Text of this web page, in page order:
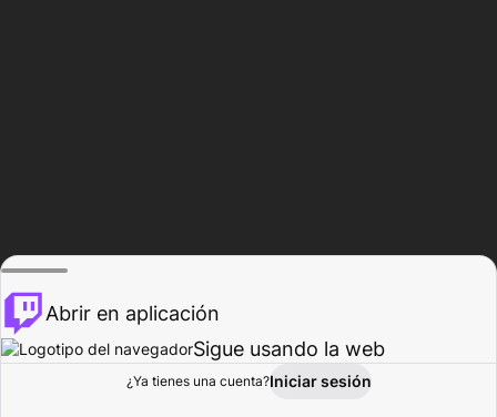
Explorar Actividad
Abrir en aplicación
Sigue usando la web
¿Ya tienes una cuenta?Iniciar sesión